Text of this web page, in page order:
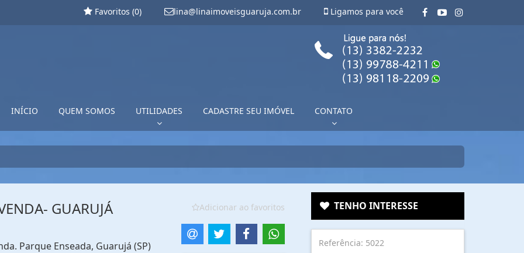
Ligamos para você
lina@linaimoveisguaruja.com.br
Favoritos (0)
INÍCIO QUEM SOMOS UTILIDADES CADASTRE SEU IMÓVEL CONTATO
GUARUJÁ
Parque Enseada, Guarujá (SP)
Adicionar ao favoritos TENHO INTERESSE